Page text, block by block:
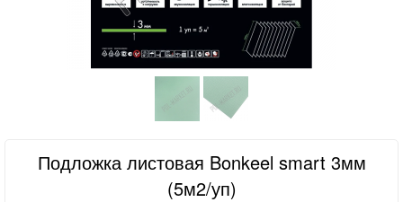
Подложка листовая Bonkeel smart 3мм
(5м2/уп)